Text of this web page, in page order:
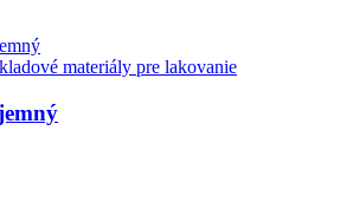
produkt
má
materiály pre lakovanie